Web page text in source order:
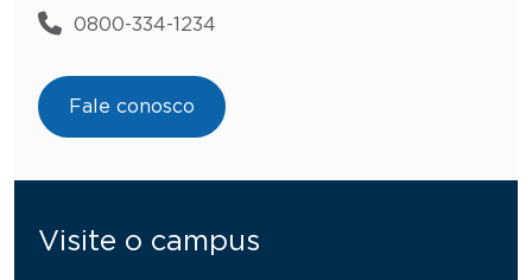
0800-334-1234
Fale conosco
Visite o campus